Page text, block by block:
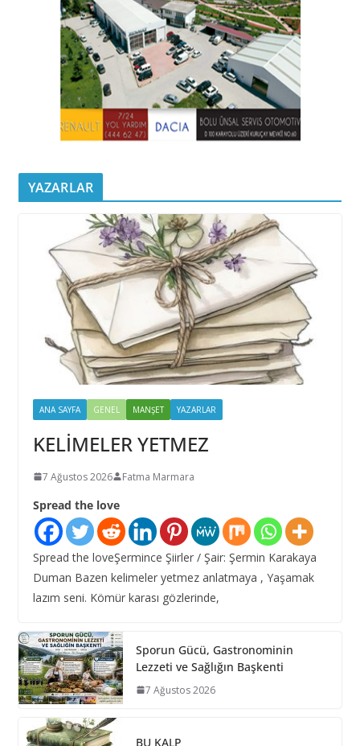
YAZARLAR
ANA SAYFA GENEL MANŞET YAZARLAR
KELİMELER YETMEZ
7 Ağustos 2026 Fatma Marmara
Spread the love
Spread the loveŞermince Şiirler / Şair: Şermin Karakaya
Duman Bazen kelimeler yetmez anlatmaya , Yaşamak
lazım seni. Kömür karası gözlerinde,
Sporun Gücü, Gastronominin
Lezzeti ve Sağlığın Başkenti
7 Ağustos 2026
BU KALP